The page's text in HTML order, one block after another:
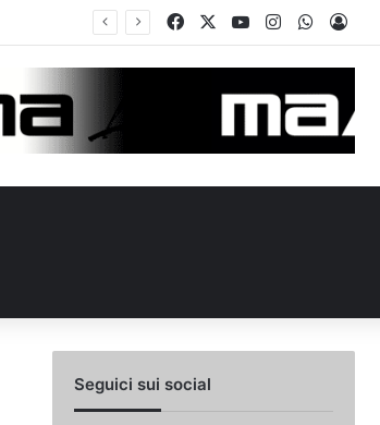
FacebookYou TubeInstagram
Seguici sui social